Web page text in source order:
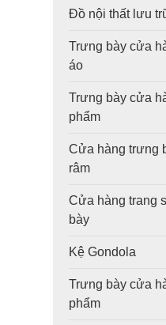
Đồ nội thất lưu
Trưng bày cửa
áo
Trưng bày cửa
phẩm
Cửa hàng trưng
râm
Cửa hàng trang
bày
Kệ Gondola
Trưng bày cửa
phẩm